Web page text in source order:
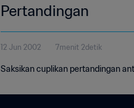
Pertandingan
12 Jun 2002 7menit 2detik
Saksikan cuplikan pertandingan